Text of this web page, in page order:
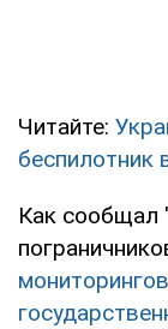
Читайте:
беспилотник
Как сообщал